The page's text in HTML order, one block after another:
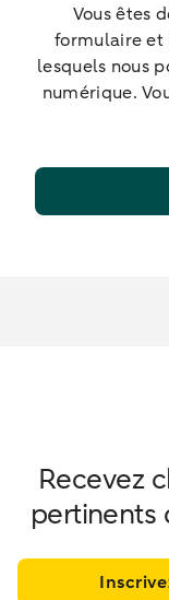
Vous êtes
formulaire et
lesquels nous
numérique.
Recevez
pertinents